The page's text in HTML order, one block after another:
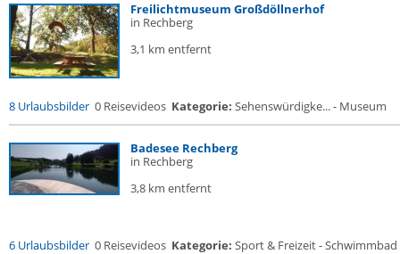
Freilichtmuseum Großdöllnerhof
in Rechberg
3,1 km entfernt
8 Urlaubsbilder 0 Reisevideos Kategorie: Sehenswürdigke... - Museum
Badesee Rechberg
in Rechberg
3,8 km entfernt
6 Urlaubsbilder 0 Reisevideos Kategorie: Sport & Freizeit - Schwimmbad